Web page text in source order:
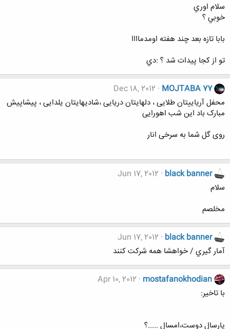
سلام اوري
خوبي ؟
بابا تازه بعد چند هفته اومدماااا
تو از كجا پيدات شد ؟ :دي
MOJTABA 77
Dec 18, 2012
محفل آریاییتان طلایی ، دلهایتان دریایی ،شادیهایتان یلدایی ، پیشاپیش
مبارک باد این شب اهورایی
روی گل شما به سرخی انار
black banner
Jun 17, 2012
سلام
مخلصم
black banner
Jun 17, 2012
آمار گيري / خواهشا همه شركت كنند
mostafanokhodian
Apr 10, 2012
با تاخیر:
پارسال دوست،امسال .....؟